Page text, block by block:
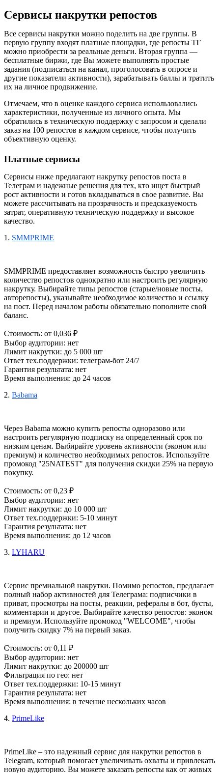
Сервисы накрутки репостов
Все сервисы накрутки можно поделить на две группы. В
первую группу входят платные площадки, где репосты ТГ
можно приобрести за реальные деньги. Вторая группа
бесплатные биржи, где Вы можете выполнять простые
задания (подписаться на канал, проголосовать в опросе и
другие показатели активности), зарабатывать баллы и тратить
их на личное продвижение.
Отмечаем, что в оценке каждого сервиса использовались
характеристики, полученные из личного опыта. Мы
обратились в техническую поддержку с запросом и сделали
заказ на 100 репостов в каждом сервисе, чтобы получить
объективную оценку.
Платные сервисы
Сервисы ниже предлагают накрутку репостов поста в
Телеграм и надежные решения для тех, кто ищет быстрый
рост активности и готов вкладываться в свое развитие. Вы
можете рассчитывать на прозрачность и предсказуемость
затрат, оперативную техническую поддержку и высокое
качество.
1. SMMPRIME
SMMPRIME предоставляет возможность быстро увеличить
количество репостов однократно или настроить регулярную
накрутку. Выбирайте типы репостов (старые/новые посты,
авторепосты), указывайте необходимое количество и ссылку
на пост. Перед началом работы обязательно пополните свой
баланс.
Стоимость: от 0,036 ₽
Выбор аудитории: нет
Лимит накрутки: до 5 000 шт
Ответ тех.поддержки: телеграм-бот 24/7
Гарантия результата: нет
Время выполнения: до 24 часов
2. Babama
Через Babama можно купить репосты одноразово или
низким ценам. Выбирайте уровень активности (эконом или
премиум) и количество необходимых репостов. Используйте
промокод "25NATEST" для получения скидки 25% на первую
покупку.
Стоимость: от 0,23 ₽
Выбор аудитории: нет
Лимит накрутки: до 10 000 шт
Ответ тех.поддержки: 5-10 минут
Гарантия результата: нет
Время выполнения: до 12 часов
3. LYHARU
Сервис премиальной накрутки. Помимо репостов, предлагает
полный набор активностей для Телеграма: подписчики в
приват, просмотры на посты, реакции, рефералы в бот, бусты,
комментарии и другое. Выбирайте качество репостов: эконом
и премиум. Используйте промокод "WELCOME", чтобы
получить скидку 7% на первый заказ.
Стоимость: от 0,11 ₽
Выбор аудитории: нет
Лимит накрутки: до 200000 шт
Фильтрация по гео: нет
Ответ тех.поддержки: 10-15 минут
Гарантия результата: нет
Время выполнения: в течение нескольких часов
4. PrimeLike
PrimeLike – это надежный сервис для накрутки репостов в
Telegram, который помогает увеличивать охваты и привлекать
новую аудиторию. Вы можете заказать репосты как от живых